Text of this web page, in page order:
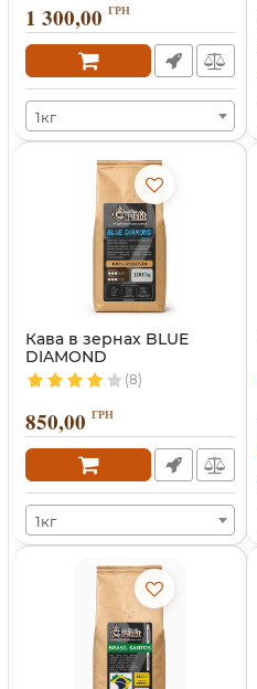
1 300,00 ГРН
1кг
Кава в зернах BLUE
DIAMOND
(8)
850,00 ГРН
1кг